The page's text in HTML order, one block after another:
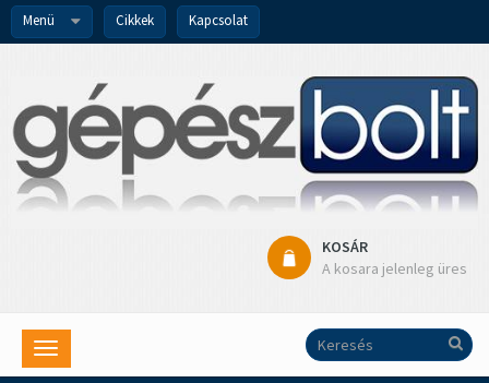
Menü Cikkek Kapcsolat
KOSÁR
A kosara jelenleg üres
Toggle
navigation